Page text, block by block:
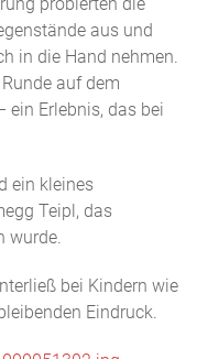
aus und
in die Hand nehmen.
auf dem
ein Erlebnis, das bei
ein kleines
Teipl, das
wurde.
bei Kindern wie
Eindruck.